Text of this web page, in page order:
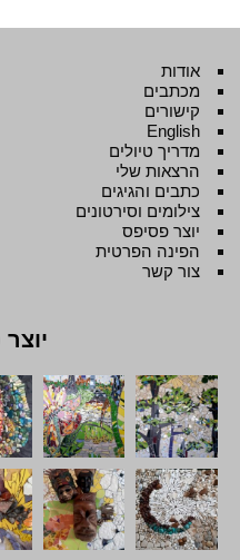
אודות
מכתבים
קישורים
English
מדריך טיולים
הרצאות שלי
כתבים והגיגים
צילומים וסירטונים
יוצר פסיפס
הפינה הפרטית
צור קשר